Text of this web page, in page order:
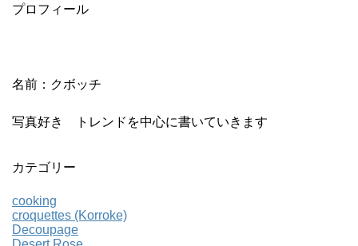
プロフィール
名前：クボッチ
写真好き トレンドを中心に書いていきます
カテゴリー
cooking
croquettes (Korroke)
Decoupage